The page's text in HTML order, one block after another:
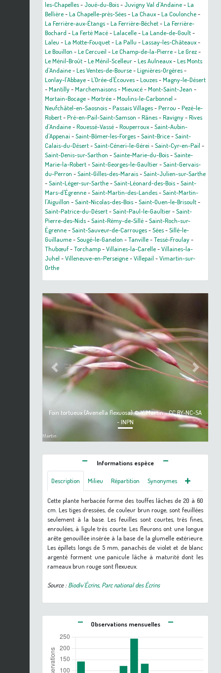
les-Chapelles- Joué-du-Bois- Juvigny Val d'Andaine-La
Bellière-La Chapelle-près-Sées-La Chaux-La Coulonche-
La Ferrière-aux-Étangs-La Ferrière-Béchet-La Ferrière-
Bochard -La Ferté Macé-Lalacelle-La Lande-de-Goult-
Laleu -La Motte-Fouquet-La Pallu -Lassay-les-Châteaux-
Le Bouillon -Le Cercueil -Le Champ-de-la-Pierre-Le Grez-
Le Ménil-Broût-Le Ménil-Scelleur-Les Aulneaux-Les Monts
d'Andaine-Les Ventes-de-Bourse-Lignières-Orgères-
Lonlay-l'Abbaye-L'Orée-d'Écouves-Louzes-Magny-le-Désert
-Mantilly-Marchemaisons-Mieuxcé-Mont-Saint-Jean -
Mortain-Bocage-Mortrée-Moulins-le-Carbonnel -
Neufchâtel-en-Saosnois-Passais Villages-Perrou -Pezé-le-
Robert-Pré-en-Pail-Saint-Samson -Rânes-Ravigny-Rives
d'Andaine-Rouessé-Vassé-Rouperroux-Saint-Aubin-
d'Appenai -Saint-Bômer-les-Forges-Saint-Brice-Saint-
Calais-du-Désert-Saint-Céneri-le-Gérei -Saint-Cyr-en-Pail -
Saint-Denis-sur-Sarthon -Sainte-Marie-du-Bois-Sainte-
Marie-la-Robert-Saint-Georges-le-Gaultier-Saint-Gervais-
du-Perron -Saint-Gilles-des-Marais-Saint-Julien-sur-Sarthe
-Saint-Léger-sur-Sarthe-Saint-Léonard-des-Bois-Saint-
Mars-d'Égrenne-Saint-Martin-des-Landes-Saint-Martin-
l'Aiguillon -Saint-Nicolas-des-Bois-Saint-Ouen-le-Brisoult-
Saint-Patrice-du-Désert-Saint-Paul-le-Gaultier-Saint-
Pierre-des-Nids-Saint-Rémy-de-Sillé-Saint-Roch-sur-
Égrenne-Saint-Sauveur-de-Carrouges-Sées-Sillé-le-
Guillaume-Sougé-le-Ganelon -Tanville-Tessé-Froulay-
Thubœuf-Torchamp-Villaines-la-Carelle-Villaines-la-
Juhel -Villeneuve-en-Perseigne-Villepail -Vimartin-sur-
Orthe
Foin tortueux (Avenella flexuosa) © Y. Martin - CC BY-NC-SA
- INPN
Previous Next
Informations espèce
Description Milieu Répartition Synonymes
Cette plante herbacée forme des touffes lâches de 20 à 60
cm. Les tiges dressées, de couleur brun rouge, sont feuillées
seulement à la base. Les feuilles sont courtes, très fines,
enroulées, à ligule très courte. Les fleurons ont une longue
arête genouillée insérée à la base de la glumelle extérieure.
Les épillets longs de 5 mm, panachés de violet et de blanc
argenté forment une panicule lâche à maturité dont les
rameaux brun rouge sont flexueux.
Source : Biodiv'Écrins, Parc national des Écrins
Observations mensuelles